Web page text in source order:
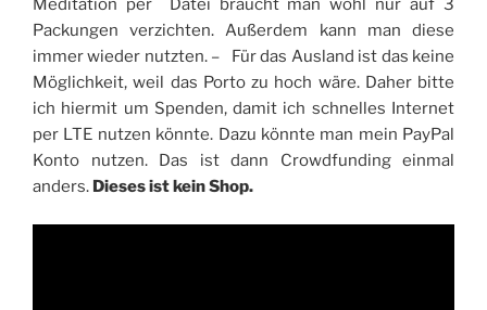
Meditation per Datei braucht man wohl nur auf 3
Packungen verzichten. Außerdem kann man diese
immer wieder nutzten. – Für das Ausland ist das keine
Möglichkeit, weil das Porto zu hoch wäre. Daher bitte
ich hiermit um Spenden, damit ich schnelles Internet
per LTE nutzen könnte. Dazu könnte man mein PayPal
Konto nutzen. Das ist dann Crowdfunding einmal
anders. Dieses ist kein Shop.